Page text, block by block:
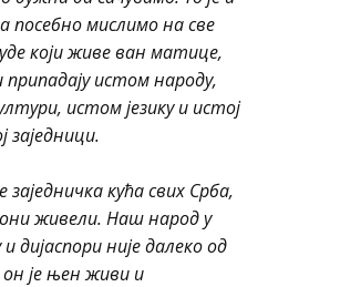
посебно мислимо на све
који живе ван матице,
припадају истом народу,
истом језику и истој
заједници.
заједничка кућа свих Срба,
они живели. Наш народ у
дијаспори није далеко од
он је њен живи и